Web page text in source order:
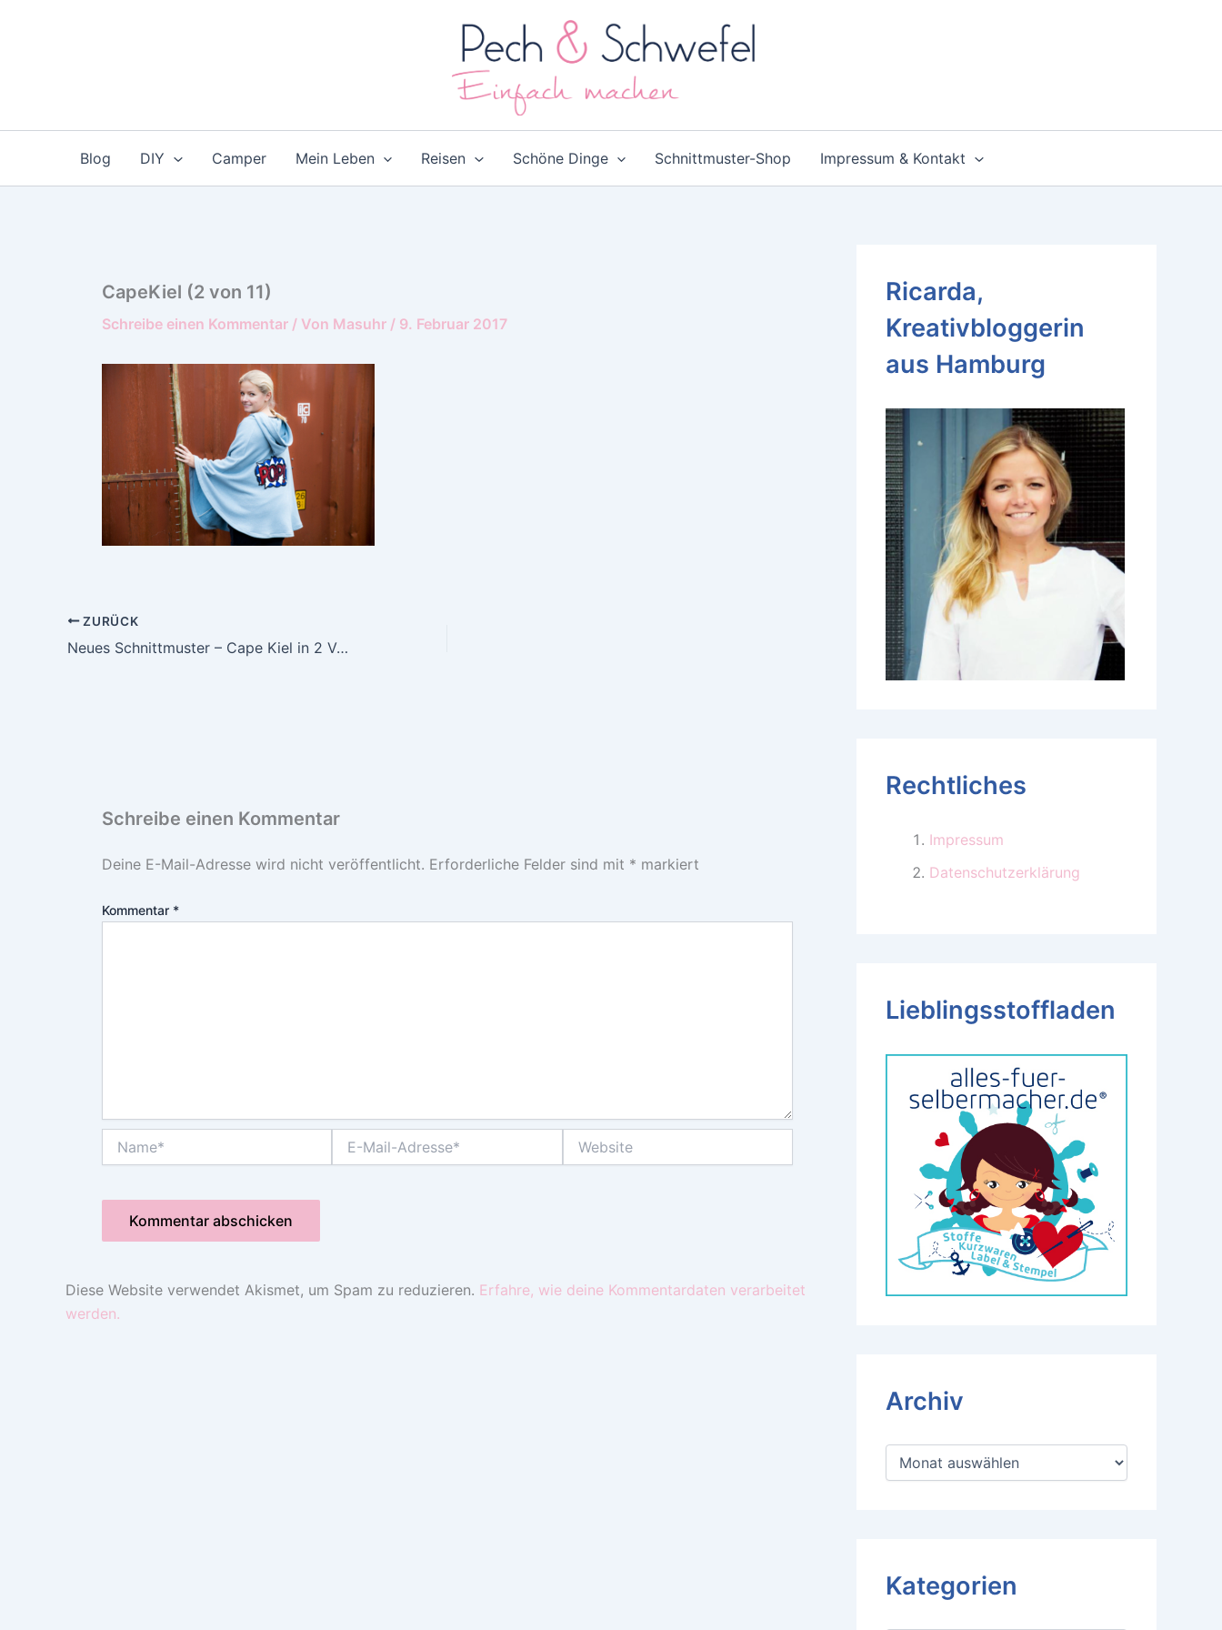
Blog DIY Camper Mein Leben Reisen Schöne Dinge Schnittmuster-Shop Impressum & Kontakt
CapeKiel (2 von 11)
Schreibe einen Kommentar / Von Masuhr / 9. Februar 2017
ZURÜCK
Neues Schnittmuster – Cape Kiel in 2 Varianten
Schreibe einen Kommentar
Deine E-Mail-Adresse wird nicht veröffentlicht. Erforderliche Felder sind mit * markiert
Kommentar *
Mail-
Diese Website verwendet Akismet, um Spam zu reduzieren. Erfahre, wie deine Kommentardaten verarbeitet
werden.
Ricarda,
Kreativbloggerin
aus Hamburg
Rechtliches
Impressum
Datenschutzerklärung
Lieblingsstoffladen
Archiv
A
Kategorien